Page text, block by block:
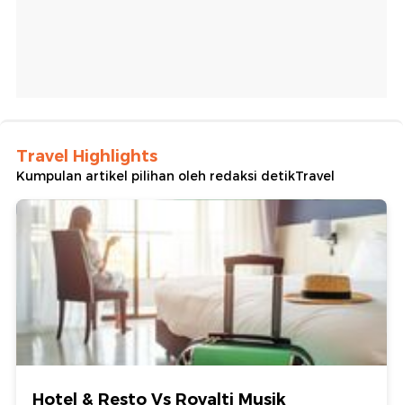
Travel Highlights
Kumpulan artikel pilihan oleh redaksi detikTravel
Hotel & Resto Vs Royalti Musik